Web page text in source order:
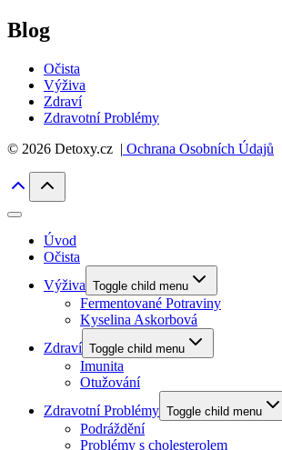
Blog
Očista
Výživa
Zdraví
Zdravotní Problémy
© 2026 Detoxy.cz | Ochrana Osobních Údajů
Úvod
Očista
Výživa Toggle child menu
Fermentované Potraviny
Kyselina Askorbová
Zdraví Toggle child menu
Imunita
Otužování
Zdravotní Problémy Toggle child menu
Podráždění
Problémy s cholesterolem